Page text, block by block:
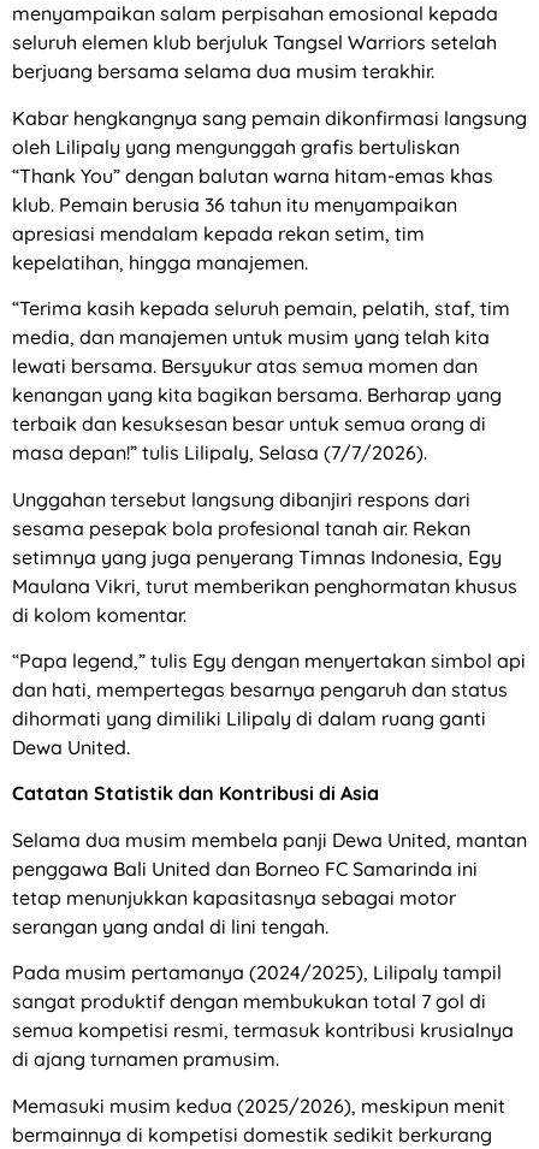
menyampaikan salam perpisahan emosional kepada
seluruh elemen klub berjuluk Tangsel Warriors setelah
berjuang bersama selama dua musim terakhir.
Kabar hengkangnya sang pemain dikonfirmasi langsung
oleh Lilipaly yang mengunggah grafis bertuliskan
“Thank You” dengan balutan warna hitam-emas khas
klub. Pemain berusia 36 tahun itu menyampaikan
apresiasi mendalam kepada rekan setim, tim
kepelatihan, hingga manajemen.
“Terima kasih kepada seluruh pemain, pelatih, staf, tim
media, dan manajemen untuk musim yang telah kita
lewati bersama. Bersyukur atas semua momen dan
kenangan yang kita bagikan bersama. Berharap yang
terbaik dan kesuksesan besar untuk semua orang di
masa depan!” tulis Lilipaly, Selasa (7/7/2026).
Unggahan tersebut langsung dibanjiri respons dari
sesama pesepak bola profesional tanah air. Rekan
setimnya yang juga penyerang Timnas Indonesia, Egy
Maulana Vikri, turut memberikan penghormatan khusus
di kolom komentar.
“Papa legend,” tulis Egy dengan menyertakan simbol api
dan hati, mempertegas besarnya pengaruh dan status
dihormati yang dimiliki Lilipaly di dalam ruang ganti
Dewa United.
Catatan Statistik dan Kontribusi di Asia
Selama dua musim membela panji Dewa United, mantan
penggawa Bali United dan Borneo FC Samarinda ini
tetap menunjukkan kapasitasnya sebagai motor
serangan yang andal di lini tengah.
Pada musim pertamanya (2024/2025), Lilipaly tampil
sangat produktif dengan membukukan total 7 gol di
semua kompetisi resmi, termasuk kontribusi krusialnya
di ajang turnamen pramusim.
Memasuki musim kedua (2025/2026), meskipun menit
bermainnya di kompetisi domestik sedikit berkurang